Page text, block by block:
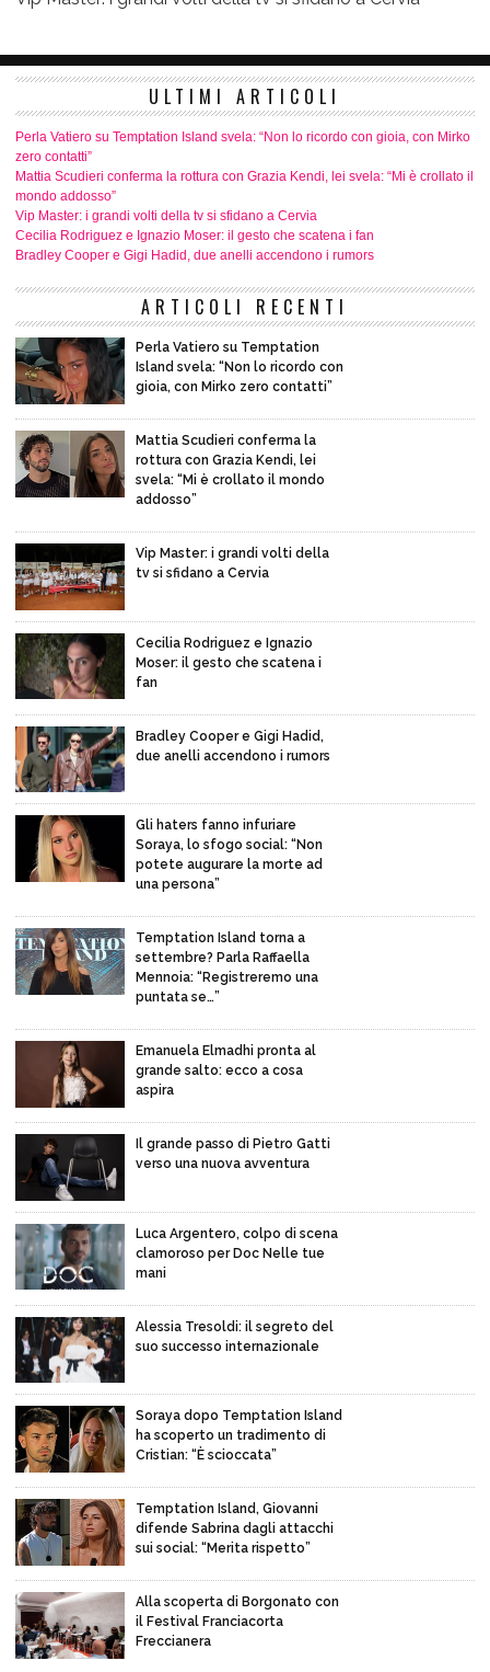
ULTIMI ARTICOLI
Perla Vatiero su Temptation Island svela: “Non lo ricordo con gioia, con Mirko
zero contatti”
Mattia Scudieri conferma la rottura con Grazia Kendi, lei svela: “Mi è crollato il
mondo addosso”
Vip Master: i grandi volti della tv si sfidano a Cervia
Cecilia Rodriguez e Ignazio Moser: il gesto che scatena i fan
Bradley Cooper e Gigi Hadid, due anelli accendono i rumors
ARTICOLI RECENTI
Perla Vatiero su Temptation
Island svela: “Non lo ricordo con
gioia, con Mirko zero contatti”
Mattia Scudieri conferma la
rottura con Grazia Kendi, lei
svela: “Mi è crollato il mondo
addosso”
Vip Master: i grandi volti della
tv si sfidano a Cervia
Cecilia Rodriguez e Ignazio
Moser: il gesto che scatena i
fan
Bradley Cooper e Gigi Hadid,
due anelli accendono i rumors
Gli haters fanno infuriare
Soraya, lo sfogo social: “Non
potete augurare la morte ad
una persona”
Temptation Island torna a
settembre? Parla Raffaella
Mennoia: “Registreremo una
puntata se…”
Emanuela Elmadhi pronta al
grande salto: ecco a cosa
aspira
Il grande passo di Pietro Gatti
verso una nuova avventura
Luca Argentero, colpo di scena
clamoroso per Doc Nelle tue
mani
Alessia Tresoldi: il segreto del
suo successo internazionale
Soraya dopo Temptation Island
ha scoperto un tradimento di
Cristian: “È scioccata”
Temptation Island, Giovanni
difende Sabrina dagli attacchi
sui social: “Merita rispetto”
Alla scoperta di Borgonato con
il Festival Franciacorta
Freccianera